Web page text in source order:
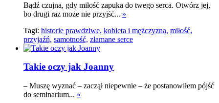
Bądź czujna, gdy miłość zapuka do twego serca. Otwórz jej,
bo drugi raz może nie przyjść... »
Tagi: historie prawdziwe, kobieta i mężczyzna, miłość,
przyjaźń, samotność, złamane serce
Takie oczy jak Joanny
– Muszę wyznać – zaczął niepewnie – że postanowiłem pójść
do seminarium... »